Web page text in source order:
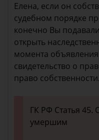
Елена, если он
судебном порядке
конечно Вы
открыть
момента
свидетельство о
право собственности.
ГК РФ Статья
умершим